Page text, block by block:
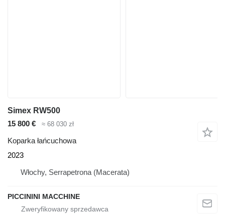
Simex RW500
15 800 €
≈ 68 030 zł
Koparka łańcuchowa
2023
Włochy, Serrapetrona (Macerata)
PICCININI MACCHINE